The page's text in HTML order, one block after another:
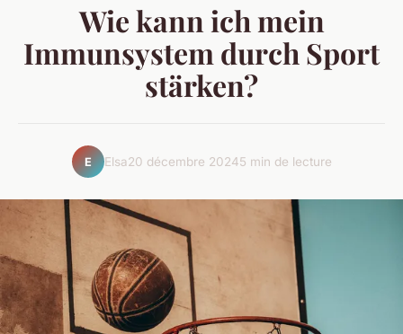
Wie kann ich mein
Immunsystem durch Sport
stärken?
E Elsa20 décembre 20245 min de lecture